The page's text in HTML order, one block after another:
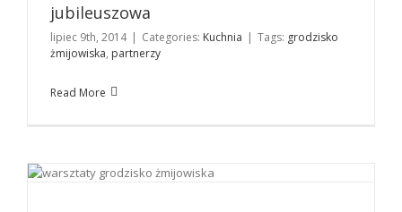
jubileuszowa
lipiec 9th, 2014 | Categories: Kuchnia | Tags: grodzisko
żmijowiska, partnerzy
Read More
Warsztaty 2014 w Grodzisku Żmijowiska –